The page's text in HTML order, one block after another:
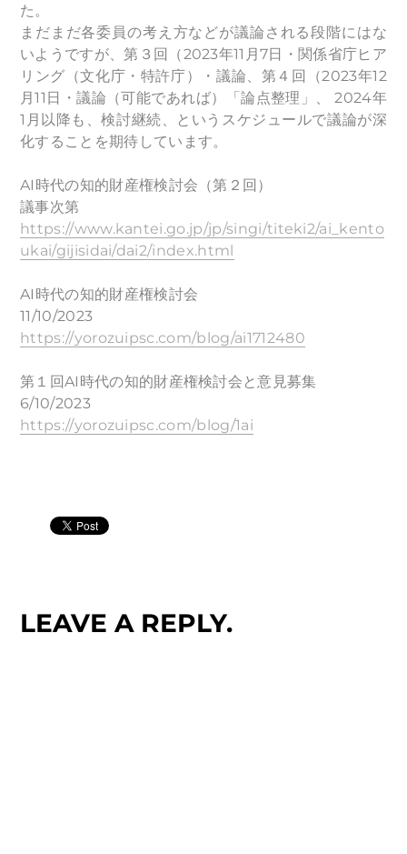
た。
まだまだ各委員の考え方などが議論される段階にはな
いようですが、第３回（2023年11月7日・関係省庁ヒア
リング（文化庁・特許庁）・議論、第４回（2023年12
月11日・議論（可能であれば）「論点整理」、 2024年
1月以降も、検討継続、というスケジュールで議論が深
化することを期待しています。
AI時代の知的財産権検討会（第２回）
議事次第
https://www.kantei.go.jp/jp/singi/titeki2/ai_kento
ukai/gijisidai/dai2/index.html
AI時代の知的財産権検討会
11/10/2023
https://yorozuipsc.com/blog/ai1712480
第１回AI時代の知的財産権検討会と意見募集
6/10/2023
https://yorozuipsc.com/blog/1ai
LEAVE A REPLY.